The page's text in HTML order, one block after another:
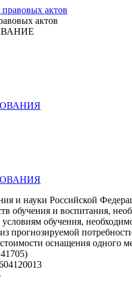
актов
и науки Российской
обучения и воспитания,
обучения,
прогнозируемой
оснащения одного